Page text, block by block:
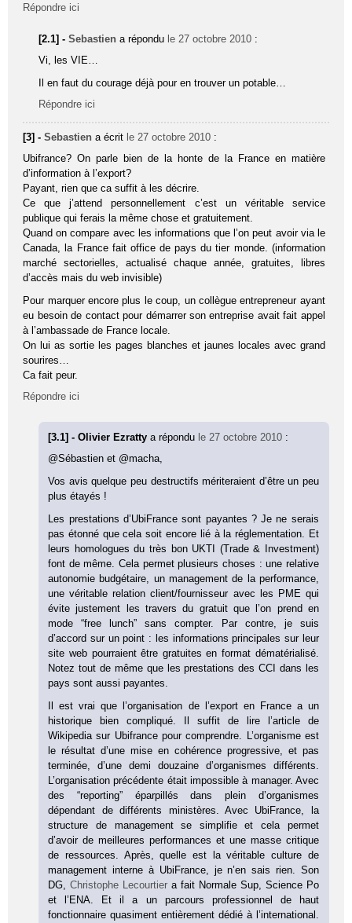
Répondre ici
[2.1] -Sebastien a répondu le 27 octobre 2010 :
Vi, les VIE…
Il en faut du courage déjà pour en trouver un potable…
Répondre ici
[3] -Sebastien a écrit le 27 octobre 2010 :
Ubifrance? On parle bien de la honte de la France en matière
d’information à l’export?
Payant, rien que ca suffit à les décrire.
Ce que j’attend personnellement c’est un véritable service
publique qui ferais la même chose et gratuitement.
Quand on compare avec les informations que l’on peut avoir via le
Canada, la France fait office de pays du tier monde. (information
marché sectorielles, actualisé chaque année, gratuites, libres
d’accès mais du web invisible)
Pour marquer encore plus le coup, un collègue entrepreneur ayant
eu besoin de contact pour démarrer son entreprise avait fait appel
à l’ambassade de France locale.
On lui as sortie les pages blanches et jaunes locales avec grand
sourires…
Ca fait peur.
Répondre ici
[3.1] - Olivier Ezrattya répondu le 27 octobre 2010 :
@Sébastien et @macha,
Vos avis quelque peu destructifs mériteraient d’être un peu
plus étayés !
Les prestations d’UbiFrance sont payantes ? Je ne serais
pas étonné que cela soit encore lié à la réglementation. Et
leurs homologues du très bon UKTI (Trade & Investment)
font de même. Cela permet plusieurs choses : une relative
autonomie budgétaire, un management de la performance,
une véritable relation client/fournisseur avec les PME qui
évite justement les travers du gratuit que l’on prend en
mode “free lunch” sans compter. Par contre, je suis
d’accord sur un point : les informations principales sur leur
site web pourraient être gratuites en format dématérialisé.
Notez tout de même que les prestations des CCI dans les
pays sont aussi payantes.
Il est vrai que l’organisation de l’export en France a un
historique bien compliqué. Il suffit de lire l’article de
Wikipedia sur Ubifrance pour comprendre. L’organisme est
le résultat d’une mise en cohérence progressive, et pas
terminée, d’une demi douzaine d’organismes différents.
L’organisation précédente était impossible à manager. Avec
des “reporting” éparpillés dans plein d’organismes
dépendant de différents ministères. Avec UbiFrance, la
structure de management se simplifie et cela permet
d’avoir de meilleures performances et une masse critique
de ressources. Après, quelle est la véritable culture de
management interne à UbiFrance, je n’en sais rien. Son
DG,Christophe Lecourtier a fait Normale Sup, Science Po
et l’ENA. Et il a un parcours professionnel de haut
fonctionnaire quasiment entièrement dédié à l’international.